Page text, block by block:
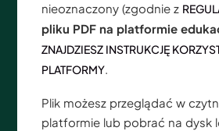
nieoznaczony (zgodnie z
pliku PDF na platformie
ZNAJDZIESZ INSTRUKCJĘ
PLATFORMY.
Plik możesz przeglądać w
platformie lub pobrać na dysk